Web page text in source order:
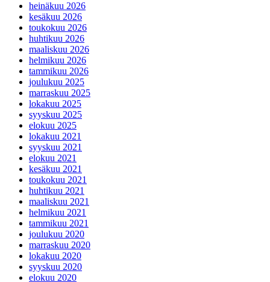
heinäkuu 2026
kesäkuu 2026
toukokuu 2026
huhtikuu 2026
maaliskuu 2026
helmikuu 2026
tammikuu 2026
joulukuu 2025
marraskuu 2025
lokakuu 2025
syyskuu 2025
elokuu 2025
lokakuu 2021
syyskuu 2021
elokuu 2021
kesäkuu 2021
toukokuu 2021
huhtikuu 2021
maaliskuu 2021
helmikuu 2021
tammikuu 2021
joulukuu 2020
marraskuu 2020
lokakuu 2020
syyskuu 2020
elokuu 2020